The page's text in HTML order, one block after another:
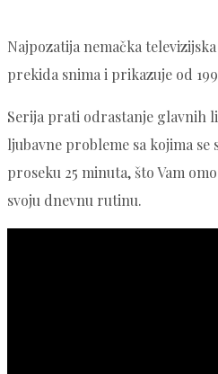
Najpozatija nemačka
prekida snima i prikazuje od
Serija prati odrastanje glavnih
ljubavne probleme sa kojima se
proseku 25 minuta, što Vam
svoju dnevnu rutinu.